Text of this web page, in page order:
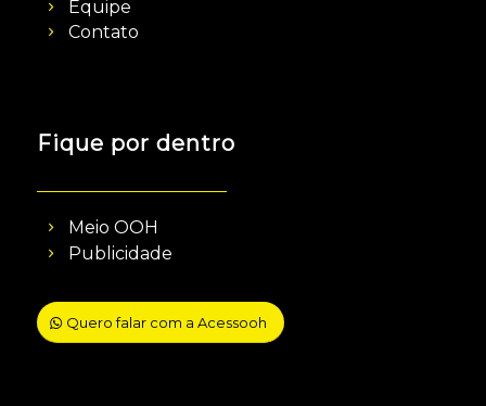
Equipe
Contato
Fique por dentro
Meio OOH
Publicidade
Quero falar com a Acessooh